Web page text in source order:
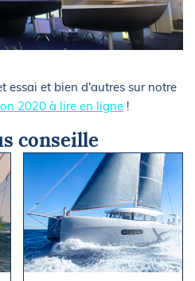
essai et bien d'autres sur notre
2020 à lire en ligne !
conseille